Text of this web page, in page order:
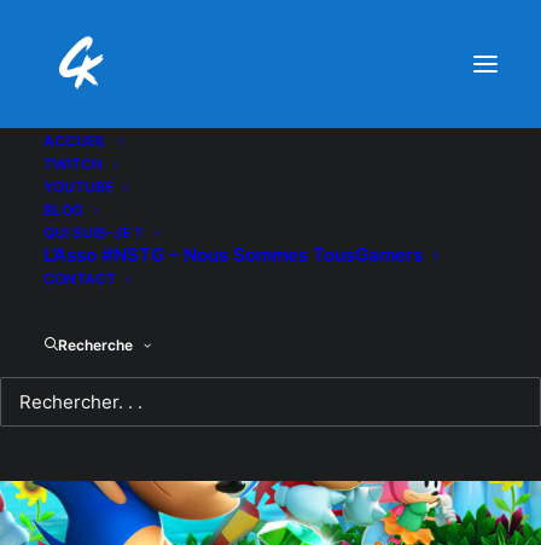
ACCUEIL
TWITCH
YOUTUBE
BLOG
QUI SUIS-JE ?
L’Asso #NSTG – Nous Sommes TousGamers
CONTACT
Recherche